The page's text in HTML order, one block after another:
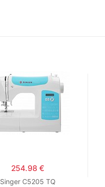
254.98 €
Singer C5205 TQ